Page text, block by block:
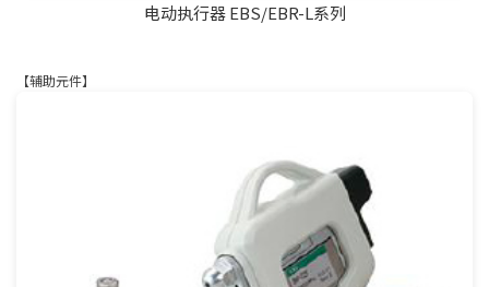
电动执行器 EBS/EBR-L系列
【辅助元件】